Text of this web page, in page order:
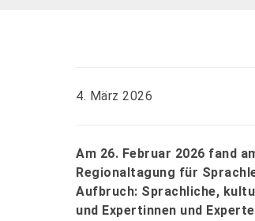
4. März 2026
Am 26. Februar 2026 fand
Regionaltagung für
Aufbruch: Sprachliche,
und Expertinnen und